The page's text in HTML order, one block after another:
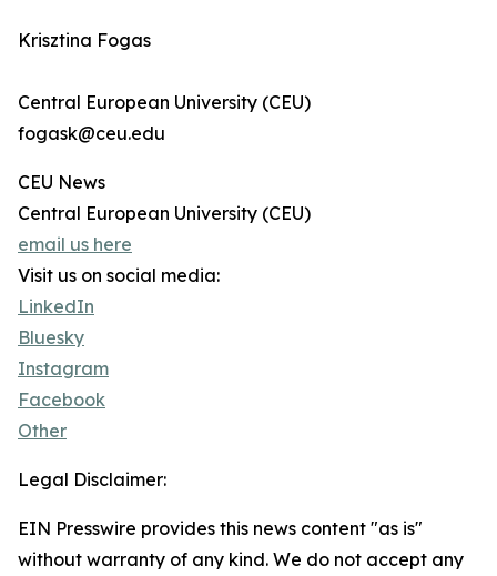
Krisztina Fogas
Central European University (CEU)
fogask@ceu.edu
CEU News
Central European University (CEU)
email us here
Visit us on social media:
LinkedIn
Bluesky
Instagram
Facebook
Other
Legal Disclaimer:
EIN Presswire provides this news content "as is"
without warranty of any kind. We do not accept any